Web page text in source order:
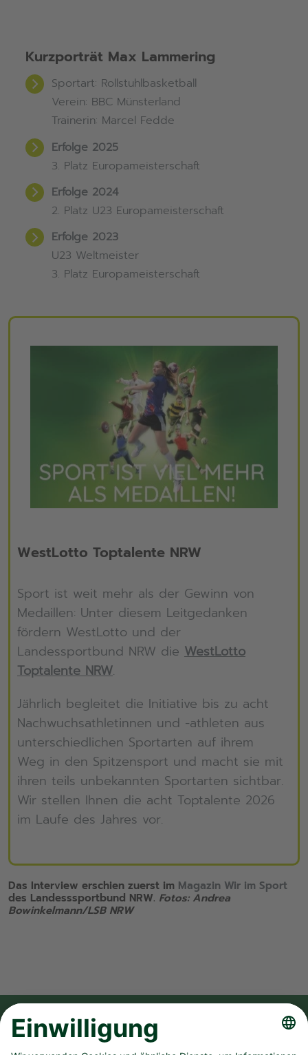
Kurzporträt Max Lammering
Sportart: Rollstuhlbasketball
Verein: BBC Münsterland
Trainerin: Marcel Fedde
Erfolge 2025
3. Platz Europameisterschaft
Erfolge 2024
2. Platz U23 Europameisterschaft
Erfolge 2023
U23 Weltmeister
3. Platz Europameisterschaft
WestLotto Toptalente NRW
Sport ist weit mehr als der Gewinn von
Medaillen: Unter diesem Leitgedanken
fördern WestLotto und der
Landessportbund NRW die WestLotto
Toptalente NRW.
Jährlich begleitet die Initiative bis zu acht
Nachwuchsathletinnen und -athleten aus
unterschiedlichen Sportarten auf ihrem
Weg in den Spitzensport und macht sie mit
ihren teils unbekannten Sportarten sichtbar.
Wir stellen Ihnen die acht Toptalente 2026
im Laufe des Jahres vor.
Das Interview erschien zuerst im Magazin Wir im Sport
des Landesssportbund NRW. Fotos: Andrea
Bowinkelmann/LSB NRW
FOLGE UNS AUF